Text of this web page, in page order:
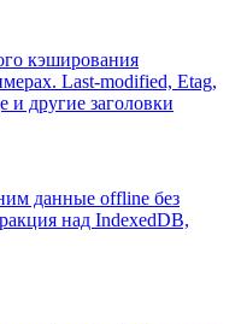
кэширования
Last-modified, Etag,
и другие заголовки
данные offline без
над IndexedDB,